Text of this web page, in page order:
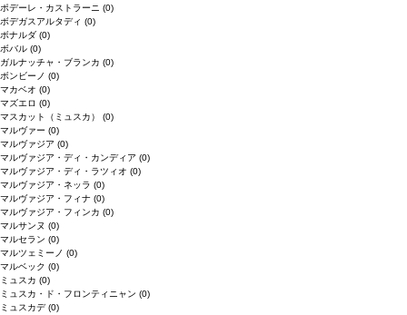
ポデーレ・カストラーニ (0)
ボデガスアルタディ (0)
ボナルダ (0)
ボバル (0)
ガルナッチャ・ブランカ (0)
ボンビーノ (0)
マカベオ (0)
マズエロ (0)
マスカット（ミュスカ） (0)
マルヴァー (0)
マルヴァジア (0)
マルヴァジア・ディ・カンディア (0)
マルヴァジア・ディ・ラツィオ (0)
マルヴァジア・ネッラ (0)
マルヴァジア・フィナ (0)
マルヴァジア・フィンカ (0)
マルサンヌ (0)
マルセラン (0)
マルツェミーノ (0)
マルベック (0)
ミュスカ (0)
ミュスカ・ド・フロンティニャン (0)
ミュスカデ(0)